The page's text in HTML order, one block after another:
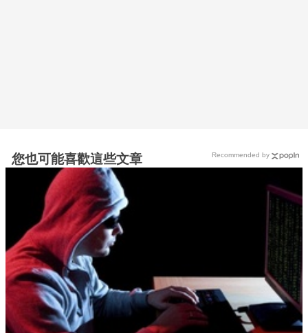
您也可能喜歡這些文章 Recommended by